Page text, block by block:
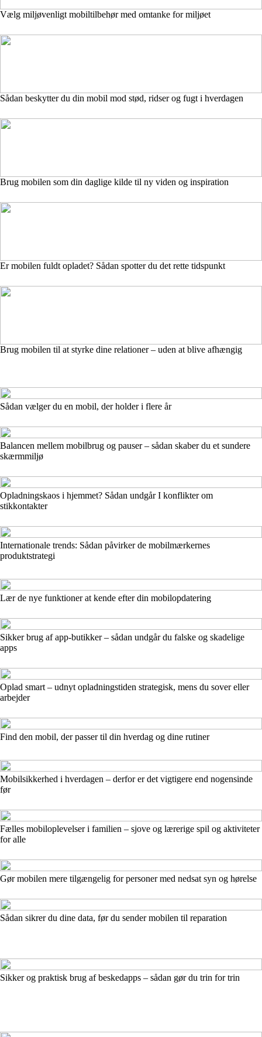
Vælg miljøvenligt mobiltilbehør med omtanke for miljøet
Sådan beskytter du din mobil mod stød, ridser og fugt i hverdagen
Brug mobilen som din daglige kilde til ny viden og inspiration
Er mobilen fuldt opladet? Sådan spotter du det rette tidspunkt
Brug mobilen til at styrke dine relationer – uden at blive afhængig
Sådan vælger du en mobil, der holder i flere år
Balancen mellem mobilbrug og pauser – sådan skaber du et sundere
skærmmiljø
Opladningskaos i hjemmet? Sådan undgår I konflikter om
stikkontakter
Internationale trends: Sådan påvirker de mobilmærkernes
produktstrategi
Lær de nye funktioner at kende efter din mobilopdatering
Sikker brug af app-butikker – sådan undgår du falske og skadelige
apps
Oplad smart – udnyt opladningstiden strategisk, mens du sover eller
arbejder
Find den mobil, der passer til din hverdag og dine rutiner
Mobilsikkerhed i hverdagen – derfor er det vigtigere end nogensinde
før
Fælles mobiloplevelser i familien – sjove og lærerige spil og aktiviteter
for alle
Gør mobilen mere tilgængelig for personer med nedsat syn og hørelse
Sådan sikrer du dine data, før du sender mobilen til reparation
Sikker og praktisk brug af beskedapps – sådan gør du trin for trin